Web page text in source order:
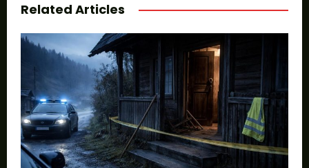
Related Articles